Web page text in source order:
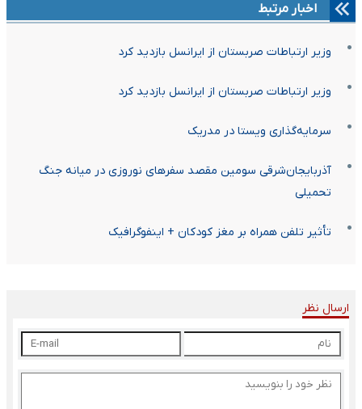
اخبار مرتبط
وزیر ارتباطات صربستان از ایرانسل بازدید کرد
وزیر ارتباطات صربستان از ایرانسل بازدید کرد
سرمایه‌گذاری ویستا در مدریک
آذربایجان‌شرقی سومین مقصد سفرهای نوروزی در میانه جنگ
تحمیلی
تأثیر تلفن همراه بر مغز کودکان + اینفوگرافیک
ارسال نظر